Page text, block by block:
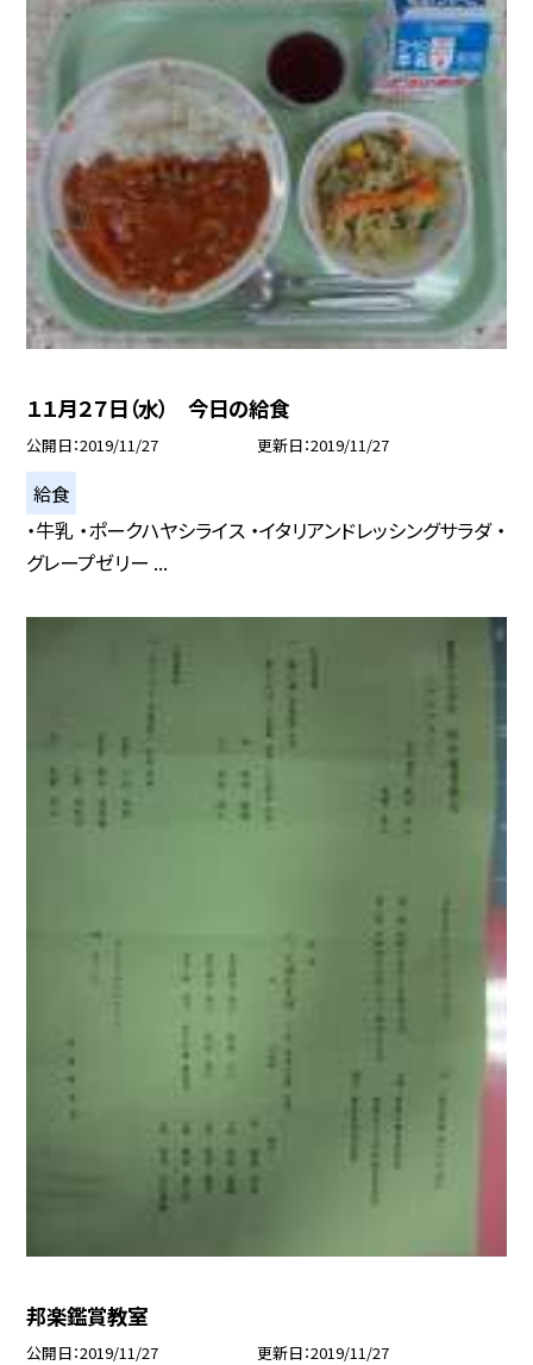
１１月２７日（水） 今日の給食
公開日 2019/11/27 更新日 2019/11/27
給食
・牛乳 ・ポークハヤシライス ・イタリアンドレッシングサラダ ・
グレープゼリー ...
邦楽鑑賞教室
公開日 2019/11/27 更新日 2019/11/27